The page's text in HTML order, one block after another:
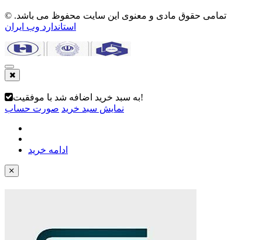
© تمامی حقوق مادی و معنوی این سایت محفوظ می باشد.
استاندارد وب ایران
به سبد خرید اضافه شد با موفقیت!
نمایش سبد خرید صورت حساب
ادامه خرید